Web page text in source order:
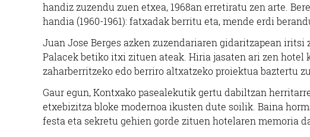
handiz zuzendu zuen etxea, 1968an erretiratu zen arte.
handia (1960-1961): fatxadak berritu eta, mende erdi
Juan Jose Berges azken zuzendariaren gidaritzapean
Palacek betiko itxi zituen ateak. Hiria jasaten ari zen
zaharberritzeko edo berriro altxatzeko proiektua baztertu
Gaur egun, Kontxako pasealekutik gertu dabiltzan
etxebizitza bloke modernoa ikusten dute soilik. Baina
festa eta sekretu gehien gorde zituen hotelaren memoria